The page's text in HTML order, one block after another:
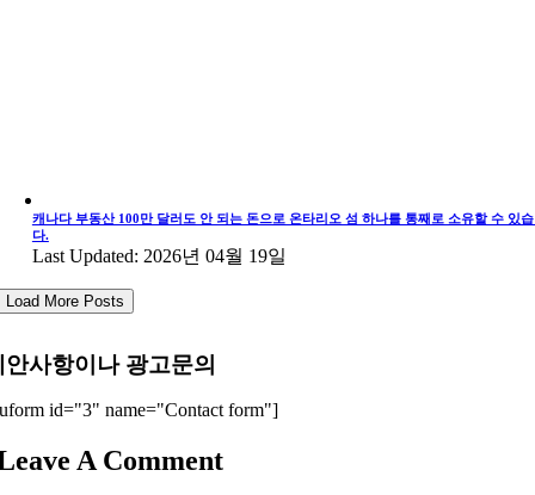
캐나다 부동산 100만 달러도 안 되는 돈으로 온타리오 섬 하나를 통째로 소유할 수 있
다.
Last Updated: 2026년 04월 19일
Load More Posts
안사항이나 광고문의
id="3" name="Contact form"]
A Comment